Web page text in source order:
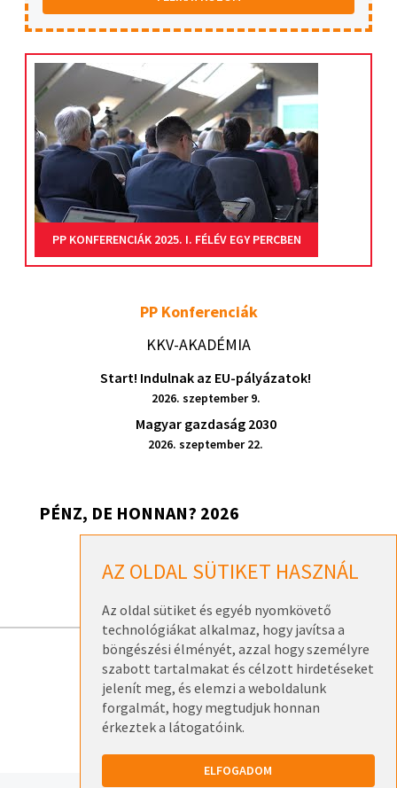
AZ OLDAL SÜTIKET HASZNÁL
Az oldal sütiket és egyéb nyomkövető
technológiákat alkalmaz, hogy javítsa a
böngészési élményét, azzal hogy személyre
szabott tartalmakat és célzott hirdetéseket
jelenít meg, és elemzi a weboldalunk
forgalmát, hogy megtudjuk honnan
érkeztek a látogatóink.
ELFOGADOM
PP KONFERENCIÁK 2025. I. FÉLÉV EGY PERCBEN
PP Konferenciák
KKV-AKADÉMIA
Start! Indulnak az EU-pályázatok!
2026. szeptember 9.
Magyar gazdaság 2030
2026. szeptember 22.
PÉNZ, DE HONNAN? 2026
2026. szeptember 17.
ELÉRHETŐSÉGEK
ADATKEZELÉSI TÁJÉKOZTATÓK